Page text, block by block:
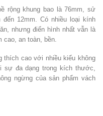
rộng khung bao là 76mm, sử
12mm. Có nhiều loại kính
nhưng điển hình nhất vẫn là
cao, an toàn, bền.
cao với nhiều kiểu không
sự đa dạng trong kích thước,
ngừng của sản phẩm vách